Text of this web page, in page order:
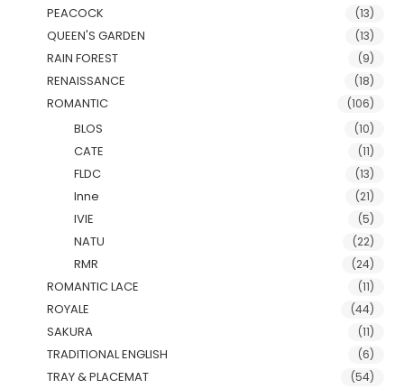
PEACOCK (13)
QUEEN'S GARDEN (13)
RAIN FOREST (9)
RENAISSANCE (18)
ROMANTIC (106)
BLOS (10)
CATE (11)
FLDC (13)
Inne (21)
IVIE (5)
NATU (22)
RMR (24)
ROMANTIC LACE (11)
ROYALE (44)
SAKURA (11)
TRADITIONAL ENGLISH (6)
TRAY & PLACEMAT (54)